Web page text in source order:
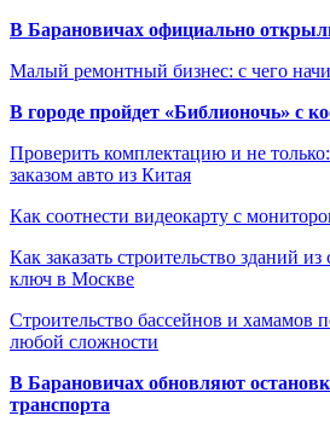
В Барановичах официально
Малый ремонтный бизнес: с чего
В городе пройдет «Библионочь» с
Проверить комплектацию и не
заказом авто из Китая
Как соотнести видеокарту с
Как заказать строительство зданий
ключ в Москве
Строительство бассейнов и хамамов
любой сложности
В Барановичах обновляют
транспорта